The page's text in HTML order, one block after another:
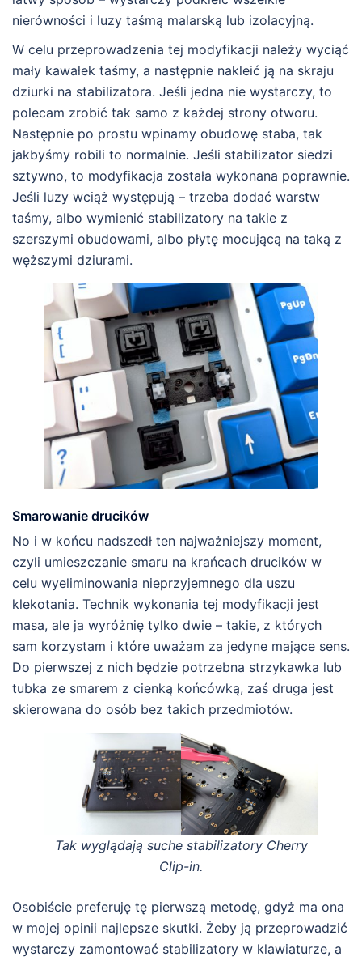
nierówności i luzy taśmą malarską lub izolacyjną.
W celu przeprowadzenia tej modyfikacji należy wyciąć
mały kawałek taśmy, a następnie nakleić ją na skraju
dziurki na stabilizatora. Jeśli jedna nie wystarczy, to
polecam zrobić tak samo z każdej strony otworu.
Następnie po prostu wpinamy obudowę staba, tak
jakbyśmy robili to normalnie. Jeśli stabilizator siedzi
sztywno, to modyfikacja została wykonana poprawnie.
Jeśli luzy wciąż występują – trzeba dodać warstw
taśmy, albo wymienić stabilizatory na takie z
szerszymi obudowami, albo płytę mocującą na taką z
węższymi dziurami.
Smarowanie drucików
No i w końcu nadszedł ten najważniejszy moment,
czyli umieszczanie smaru na krańcach drucików w
celu wyeliminowania nieprzyjemnego dla uszu
klekotania. Technik wykonania tej modyfikacji jest
masa, ale ja wyróżnię tylko dwie – takie, z których
sam korzystam i które uważam za jedyne mające sens.
Do pierwszej z nich będzie potrzebna strzykawka lub
tubka ze smarem z cienką końcówką, zaś druga jest
skierowana do osób bez takich przedmiotów.
Tak wyglądają suche stabilizatory Cherry
Clip-in.
Osobiście preferuję tę pierwszą metodę, gdyż ma ona
w mojej opinii najlepsze skutki. Żeby ją przeprowadzić
wystarczy zamontować stabilizatory w klawiaturze, a